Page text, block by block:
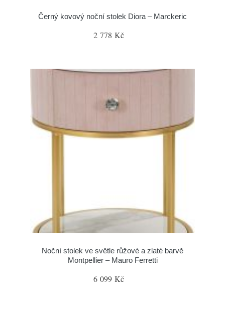
Černý kovový noční stolek Diora – Marckeric
2 778 Kč
Noční stolek ve světle růžové a zlaté barvě
Montpellier – Mauro Ferretti
6 099 Kč